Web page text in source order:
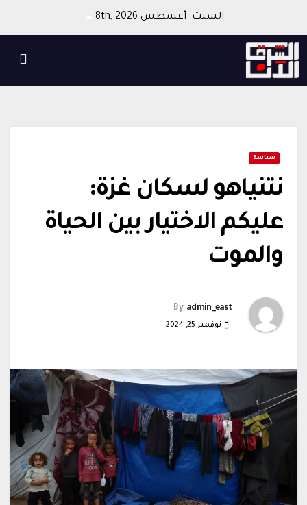
content
السبت. أغسطس 8th, 2026
سياسة
نتنياهو لسكان غزة:
عليكم الاختيار بين الحياة
والموت
By admin_east
نوفمبر 25, 2024